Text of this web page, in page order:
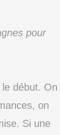
pour
le début. On
on
Si une